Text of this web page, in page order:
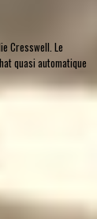
Cresswell. Le
quasi automatique